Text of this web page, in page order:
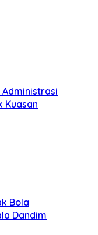
Administrasi
Kuasan
Bola
Dandim